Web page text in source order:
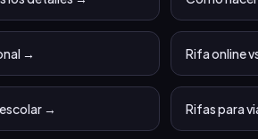
→ Rifa online
→ Rifas para